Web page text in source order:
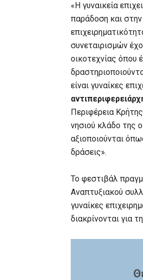
«Η γυναικεία
παράδοση και
συνεταιρισμών
οικοτεχνίας όπου
είναι γυναίκες
Περιφέρεια
νησιού κλάδο της
αξιοποιούνται
δράσεις».
Το φεστιβάλ
Αναπτυξιακού
γυναίκες
διακρίνονται για